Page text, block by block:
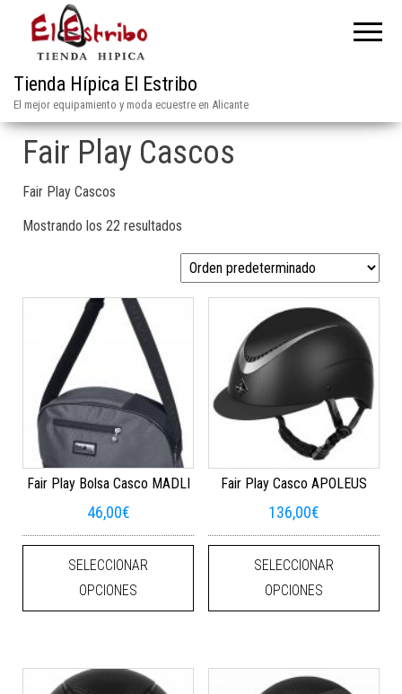
Tienda Hípica El Estribo
El mejor equipamiento y moda ecuestre en Alicante
Fair Play Cascos
Fair Play Cascos
Mostrando los 22 resultados
Fair Play Bolsa Casco MADLI
46,00€
SELECCIONAR
OPCIONES
Este producto tiene múltiples
Fair Play Casco APOLEUS
136,00€
SELECCIONAR
OPCIONES